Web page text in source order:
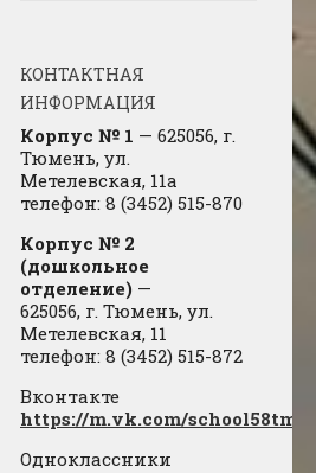
КОНТАКТНАЯ
ИНФОРМАЦИЯ
Корпус № 1 — 625056, г.
Тюмень, ул.
Метелевская, 11а
телефон: 8 (3452) 515-870
Корпус № 2
(дошкольное
отделение) —
625056, г. Тюмень, ул.
Метелевская, 11
телефон: 8 (3452) 515-872
Вконтакте
https://m.vk.com/school58tmn
Одноклассники